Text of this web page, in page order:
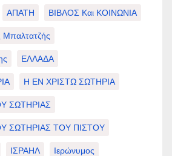
ΑΠΑΤΗ ΒΙΒΛΟΣ Και ΚΟΙΝΩΝΙΑ
Μπαλτατζής
ΕΛΛΑΔΑ
Η ΕΝ ΧΡΙΣΤΩ ΣΩΤΗΡΙΑ
ΣΩΤΗΡΙΑΣ
ΣΩΤΗΡΙΑΣ ΤΟΥ ΠΙΣΤΟΥ
ΙΣΡΑΗΛ Ιερώνυμος